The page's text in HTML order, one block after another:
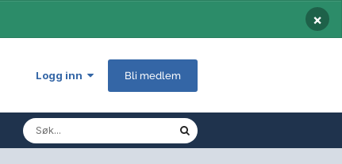
×
Logg inn Bli medlem